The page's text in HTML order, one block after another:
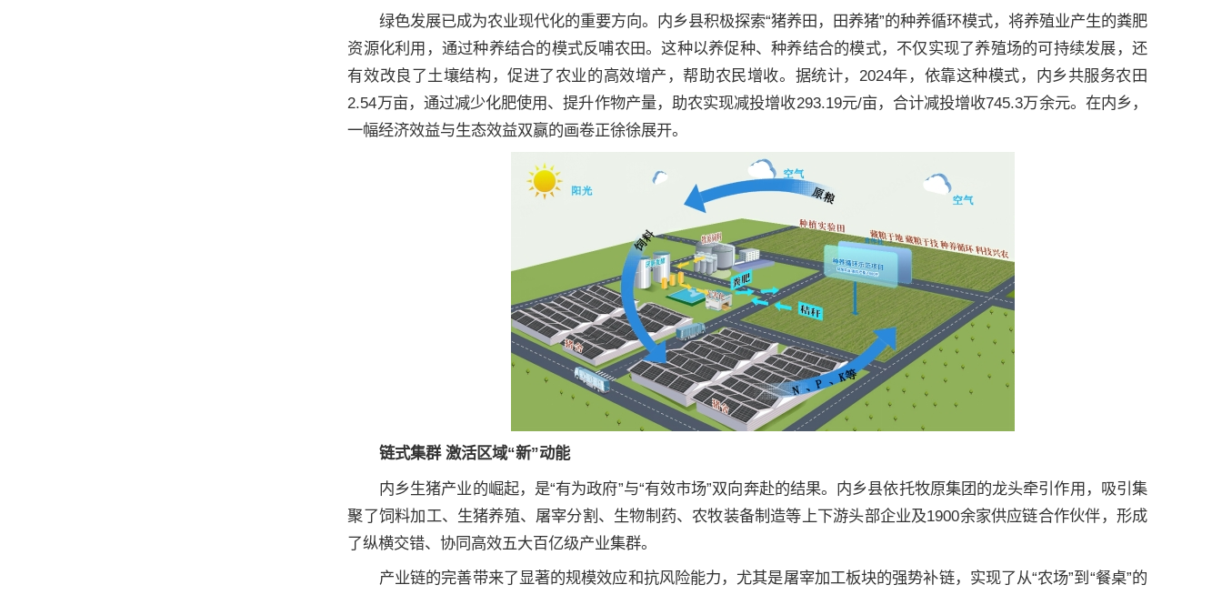
绿色发展已成为农业现代化的重要方向。内乡县积极探索“猪养田，田养猪”的种养循环模式，将养殖业产生的粪肥
资源化利用，通过种养结合的模式反哺农田。这种以养促种、种养结合的模式，不仅实现了养殖场的可持续发展，还
有效改良了土壤结构，促进了农业的高效增产，帮助农民增收。据统计，2024年，依靠这种模式，内乡共服务农田
2.54万亩，通过减少化肥使用、提升作物产量，助农实现减投增收293.19元/亩，合计减投增收745.3万余元。在内乡，
一幅经济效益与生态效益双赢的画卷正徐徐展开。
链式集群 激活区域“新”动能
内乡生猪产业的崛起，是“有为政府”与“有效市场”双向奔赴的结果。内乡县依托牧原集团的龙头牵引作用，吸引集
聚了饲料加工、生猪养殖、屠宰分割、生物制药、农牧装备制造等上下游头部企业及1900余家供应链合作伙伴，形成
了纵横交错、协同高效五大百亿级产业集群。
产业链的完善带来了显著的规模效应和抗风险能力，尤其是屠宰加工板块的强势补链，实现了从“农场”到“餐桌”的